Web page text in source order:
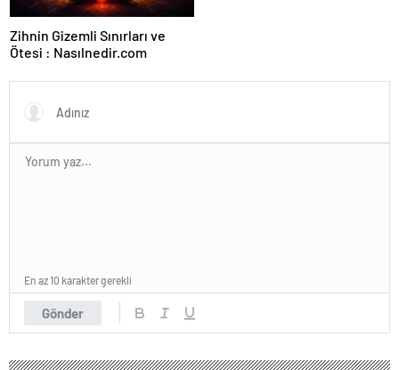
Zihnin Gizemli Sınırları ve
Ötesi : Nasılnedir.com
Gönder
En az 10 karakter gerekli